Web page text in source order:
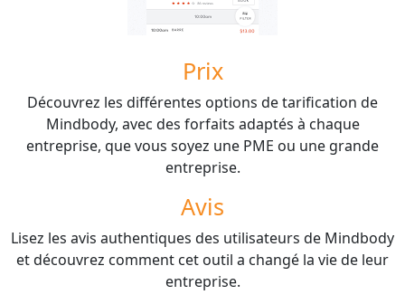
Prix
Découvrez les différentes options de tarification de
Mindbody, avec des forfaits adaptés à chaque
entreprise, que vous soyez une PME ou une grande
entreprise.
Avis
Lisez les avis authentiques des utilisateurs de Mindbody
et découvrez comment cet outil a changé la vie de leur
entreprise.